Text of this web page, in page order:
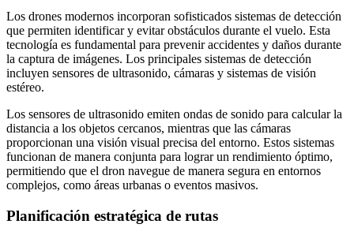
Los drones modernos incorporan sofisticados sistemas de detección
que permiten identificar y evitar obstáculos durante el vuelo. Esta
tecnología es fundamental para prevenir accidentes y daños durante
la captura de imágenes. Los principales sistemas de detección
incluyen sensores de ultrasonido, cámaras y sistemas de visión
estéreo.
Los sensores de ultrasonido emiten ondas de sonido para calcular la
distancia a los objetos cercanos, mientras que las cámaras
proporcionan una visión visual precisa del entorno. Estos sistemas
funcionan de manera conjunta para lograr un rendimiento óptimo,
permitiendo que el dron navegue de manera segura en entornos
complejos, como áreas urbanas o eventos masivos.
Planificación estratégica de rutas